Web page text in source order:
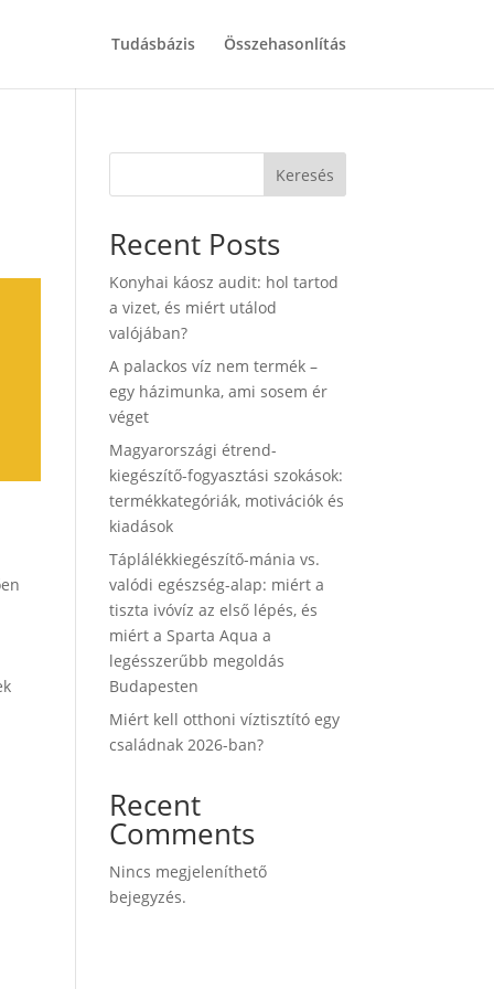
Tudásbázis Összehasonlítás
Keresés
Recent Posts
Konyhai káosz audit: hol tartod
a vizet, és miért utálod
valójában?
A palackos víz nem termék –
egy házimunka, ami sosem ér
véget
Magyarországi étrend-
kiegészítő-fogyasztási szokások:
termékkategóriák, motivációk és
kiadások
Táplálékkiegészítő-mánia vs.
valódi egészség-alap: miért a
tiszta ivóvíz az első lépés, és
miért a Sparta Aqua a
legésszerűbb megoldás
Budapesten
Miért kell otthoni víztisztító egy
családnak 2026-ban?
Recent
Comments
Nincs megjeleníthető
bejegyzés.